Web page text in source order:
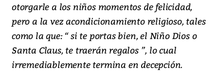
otorgarle a los niños momentos de felicidad,
pero a la vez acondicionamiento religioso, tales
como la que: “ si te portas bien, el Niño Dios o
Santa Claus, te traerán regalos ”, lo cual
irremediablemente termina en decepción.